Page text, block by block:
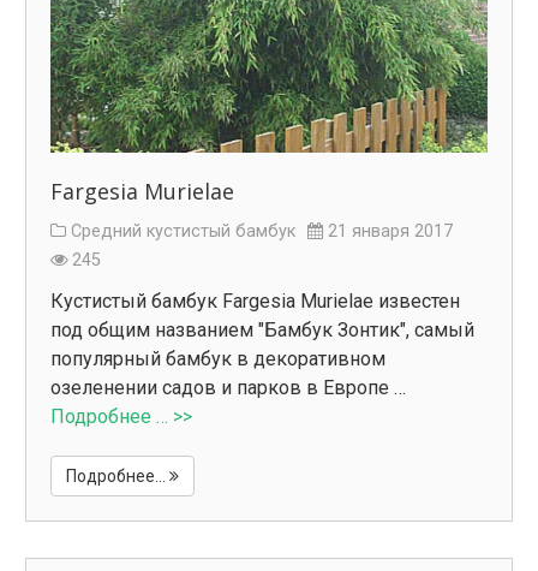
Fargesia Murielae
Средний кустистый бамбук
21 января 2017
245
Кустистый бамбук Fargesia Murielae известен
под общим названием "Бамбук Зонтик", самый
популярный бамбук в декоративном
озеленении садов и парков в Европе …
Подробнее … >>
Подробнее...